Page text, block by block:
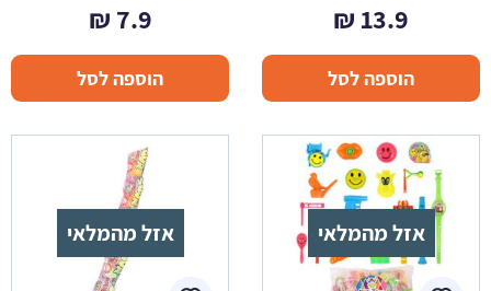
13.9
₪
הוספה לסל
7.9
₪
הוספה לסל
אזל מהמלאי אזל מהמלאי